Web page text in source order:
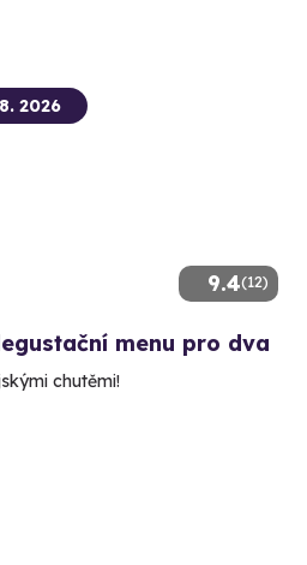
9.4(12)
2026
menu pro dva
chutěmi!